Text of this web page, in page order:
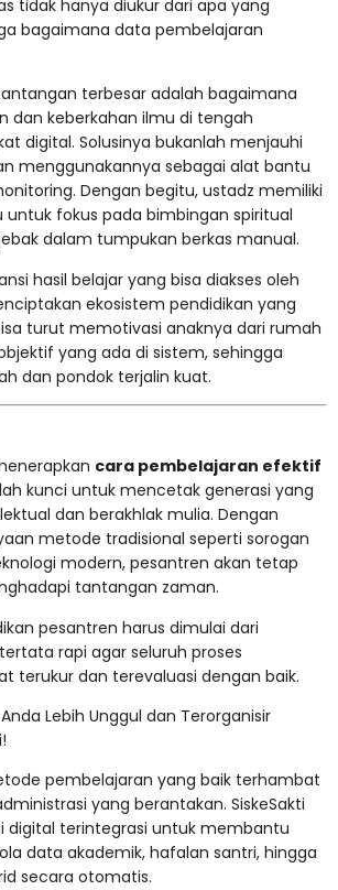
tidak hanya diukur dari apa yang
bagaimana data pembelajaran
terbesar adalah bagaimana
dan keberkahan ilmu di tengah
digital. Solusinya bukanlah menjauhi
menggunakannya sebagai alat bantu
Dengan begitu, ustadz memiliki
untuk fokus pada bimbingan spiritual
dalam tumpukan berkas manual.
hasil belajar yang bisa diakses oleh
ekosistem pendidikan yang
turut memotivasi anaknya dari rumah
yang ada di sistem, sehingga
dan pondok terjalin kuat.
cara pembelajaran efektif
kunci untuk mencetak generasi yang
dan berakhlak mulia. Dengan
metode tradisional seperti sorogan
modern, pesantren akan tetap
tantangan zaman.
pesantren harus dimulai dari
rapi agar seluruh proses
terukur dan terevaluasi dengan baik.
Lebih Unggul dan Terorganisir
pembelajaran yang baik terhambat
yang berantakan. SiskeSakti
digital terintegrasi untuk membantu
data akademik, hafalan santri, hingga
secara otomatis.